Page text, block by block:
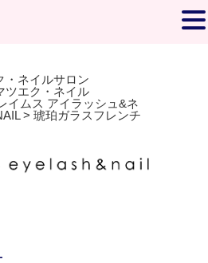
・ネイルサロン
ツエク・ネイル
イムス アイラッシュ&ネ
> 琥珀ガラスフレンチ